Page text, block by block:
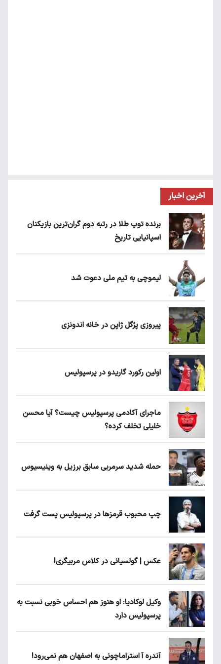
آخرین اخبار
برنده توپ طلا در رتبه دوم گران‌ترین بازیکنان
اسپانیایی تاریخ
لیموچی به تیم ملی دعوت شد
پیروزی پرُگل ژاپن در خانه اندونزی
اولین رکورد گاریدو در پرسپولیس
ماجرای آکادمی پرسپولیس چیست؟ آیا محسن
خلیلی تخلف کرده؟
حمله شدید سرمربی سابق برزیل به وینیسیوس
چپ محبوب قرمزها در پرسپولیس پست گرفت
عکس | گولسیانی در کلاس مربیگری!
وکیل لوکادیا: او هنوز هم احساس خوبی نسبت به
پرسپولیس دارد
آندره آ استراماچونی به اصفهان هم نمی‌رود!